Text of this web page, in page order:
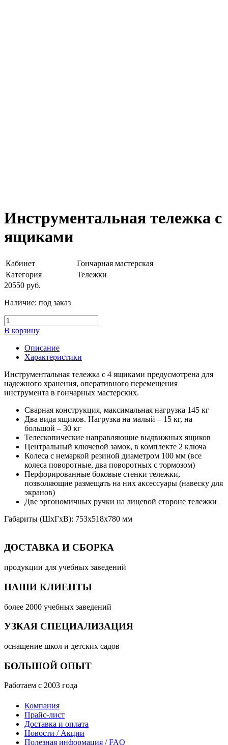
Инструментальная тележка с
ящиками
Кабинет
Гончарная мастерская
Категория
Тележки
20550 руб.
Наличие: под заказ
В корзину
Описание
Характеристики
Инструментальная тележка с 4 ящиками предусмотрена для
надежного хранения, оперативного перемещения
инструмента в гончарных мастерских.
Сварная конструкция, максимальная нагрузка 145 кг
Два вида ящиков. Нагрузка на малый – 15 кг, на
большой – 30 кг
Телескопические направляющие выдвижных ящиков
Центральный ключевой замок, в комплекте 2 ключа
Колеса с немаркой резиной диаметром 100 мм (все
колеса поворотные, два поворотных с тормозом)
Перфорированные боковые стенки тележки,
позволяющие размещать на них аксессуары (навеску для
экранов)
Две эргономичных ручки на лицевой стороне тележки
Габариты (ШхГхВ): 753х518х780 мм
ДОСТАВКА И СБОРКА
продукции для учебных заведений
НАШИ КЛИЕНТЫ
более 2000 учебных заведений
УЗКАЯ СПЕЦИАЛИЗАЦИЯ
оснащение школ и детских садов
БОЛЬШОЙ ОПЫТ
Работаем с 2003 года
Компания
Прайс-лист
Доставка и оплата
Новости / Акции
Полезная информация / FAQ